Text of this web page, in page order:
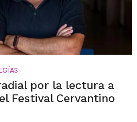
por la lectura a
Festival Cervantino